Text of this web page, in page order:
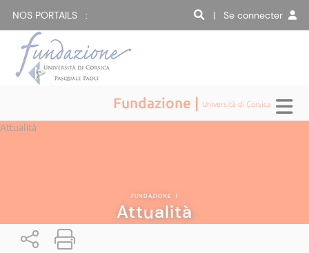
NOS PORTAILS : | Se connecter
Fundazione | Università di Corsica
Attualità
FUNDAZIONE |
Attualità